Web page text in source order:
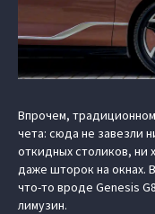
Впрочем,
чета: сюда не завезли
откидных столиков, ни
даже шторок на окнах.
что-то вроде Genesis
лимузин.